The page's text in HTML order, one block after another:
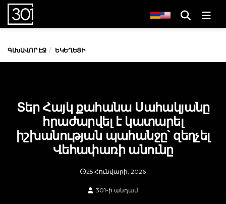
ԳԼԽԱՎՈՐ ԷՋ ԵԿԵՂԵՑԻ
Տեր Հայկ քահանա Սահակյանը
հրաժարվել է կատարել
իշխանության պահանջը՝ զեղչել
Վեհափառի անունը
25 Հունվարի, 2026
301-ի անդամ